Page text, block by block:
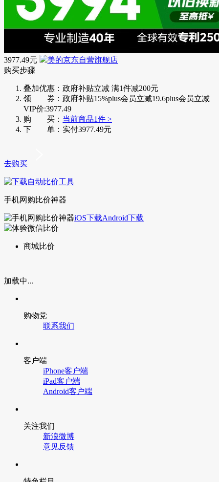
3977.49元
美的京东自营旗舰店
购买步骤
叠加优惠： 政府补贴立减 满1件减200元
领 券： 政府补贴15%plus会员立减19.6plus会员立减
VIP价:3977.49
购 买： 当前商品1件 >
下 单： 实付3977.49元
去购买
手机网购比价神器
iOS下载Android下载
商城比价
加载中...
购物党
联系我们
客户端
iPhone客户端
iPad客户端
Android客户端
关注我们
新浪微博
意见反馈